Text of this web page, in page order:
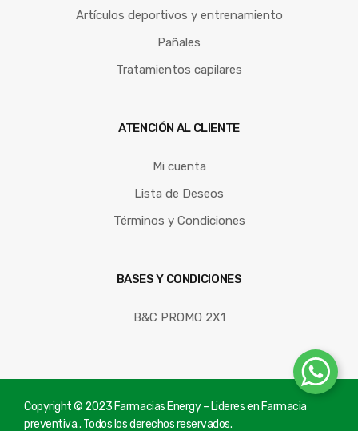
Artículos deportivos y entrenamiento
Pañales
Tratamientos capilares
ATENCIÓN AL CLIENTE
Mi cuenta
Lista de Deseos
Términos y Condiciones
BASES Y CONDICIONES
B&C PROMO 2X1
Copyright © 2023 Farmacias Energy – Lideres en Farmacia
preventiva.. Todos los derechos reservados.